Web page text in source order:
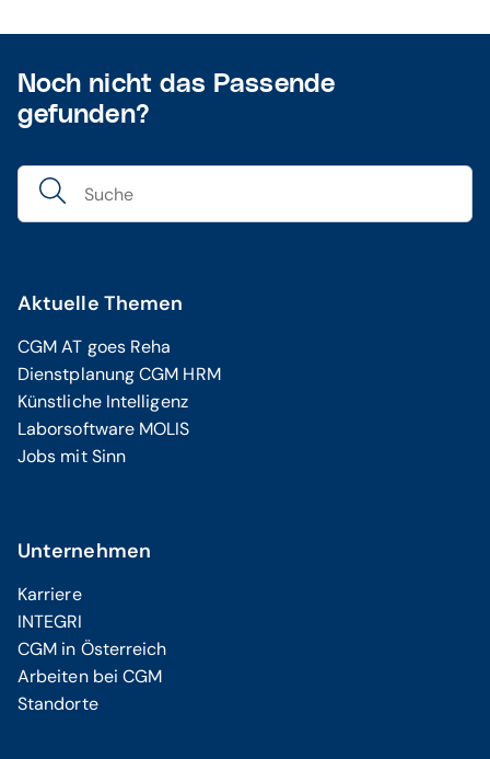
Noch nicht das Passende
gefunden?
Aktuelle Themen
CGM AT goes Reha
Dienstplanung CGM HRM
Künstliche Intelligenz
Laborsoftware MOLIS
Jobs mit Sinn
Unternehmen
Karriere
INTEGRI
CGM in Österreich
Arbeiten bei CGM
Standorte